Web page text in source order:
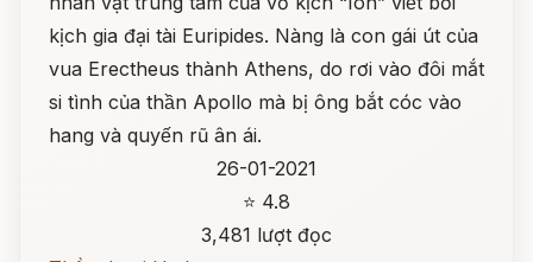
kịch gia đại tài Euripides. Nàng là con gái út của
vua Erectheus thành Athens, do rơi vào đôi mắt
si tình của thần Apollo mà bị ông bắt cóc vào
hang và quyến rũ ân ái.
26-01-2021
⭐ 4.8
3,481 lượt đọc